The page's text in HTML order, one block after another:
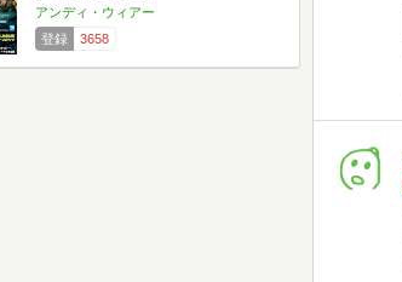
アンディ・ウィアー
登録
3658